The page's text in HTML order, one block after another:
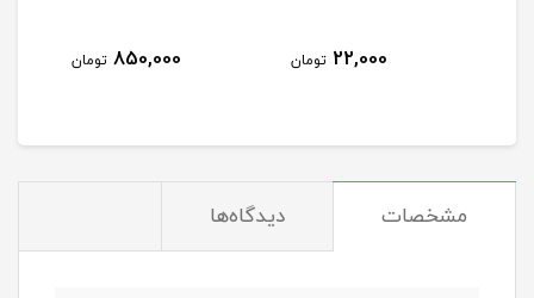
22,000 تومان 850,000 تومان
مشخصات دیدگاه‌ها